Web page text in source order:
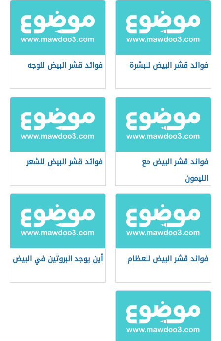
فوائد قشر البيض للبشرة فوائد قشر البيض للوجه
فوائد قشر البيض مع
الليمون
فوائد قشر البيض للشعر
فوائد قشر البيض للعظام أين يوجد البروتين في البيض